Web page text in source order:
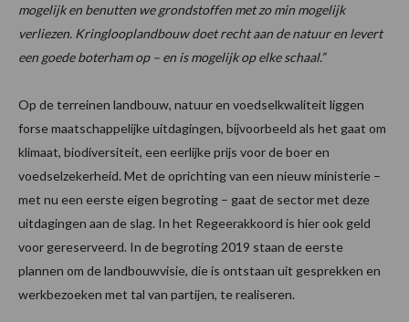
mogelijk en benutten we grondstoffen met zo min mogelijk
verliezen. Kringlooplandbouw doet recht aan de natuur en levert
een goede boterham op – en is mogelijk op elke schaal.”
Op de terreinen landbouw, natuur en voedselkwaliteit liggen
forse maatschappelijke uitdagingen, bijvoorbeeld als het gaat om
klimaat, biodiversiteit, een eerlijke prijs voor de boer en
voedselzekerheid. Met de oprichting van een nieuw ministerie –
met nu een eerste eigen begroting – gaat de sector met deze
uitdagingen aan de slag. In het Regeerakkoord is hier ook geld
voor gereserveerd. In de begroting 2019 staan de eerste
plannen om de landbouwvisie, die is ontstaan uit gesprekken en
werkbezoeken met tal van partijen, te realiseren.